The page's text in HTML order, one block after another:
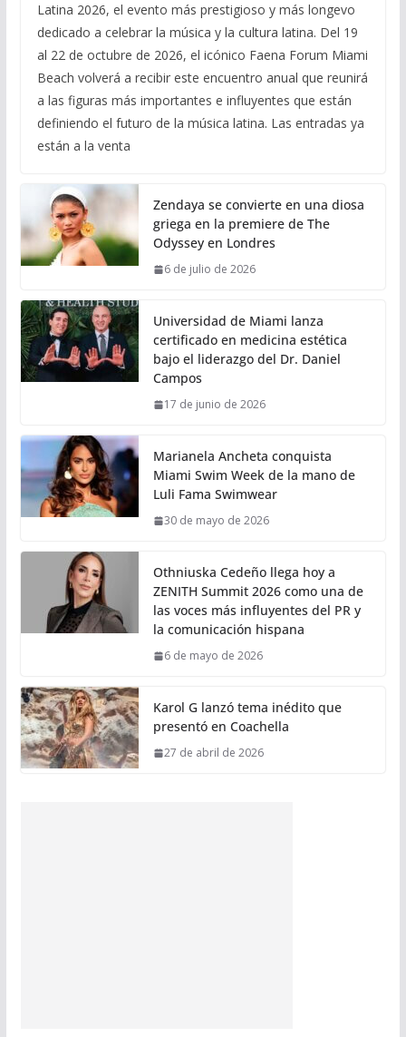
Latina 2026, el evento más prestigioso y más longevo
dedicado a celebrar la música y la cultura latina. Del 19
al 22 de octubre de 2026, el icónico Faena Forum Miami
Beach volverá a recibir este encuentro anual que reunirá
a las figuras más importantes e influyentes que están
definiendo el futuro de la música latina. Las entradas ya
están a la venta
Zendaya se convierte en una diosa
griega en la premiere de The
Odyssey en Londres
6 de julio de 2026
Universidad de Miami lanza
certificado en medicina estética
bajo el liderazgo del Dr. Daniel
Campos
17 de junio de 2026
Marianela Ancheta conquista
Miami Swim Week de la mano de
Luli Fama Swimwear
30 de mayo de 2026
Othniuska Cedeño llega hoy a
ZENITH Summit 2026 como una de
las voces más influyentes del PR y
la comunicación hispana
6 de mayo de 2026
Karol G lanzó tema inédito que
presentó en Coachella
27 de abril de 2026